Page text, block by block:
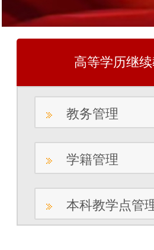
高等学历继
教务管理
学籍管理
本科教学点管